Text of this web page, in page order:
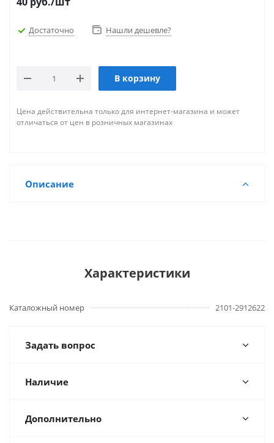
Достаточно Нашли дешевле?
В корзину
Цена действительна только для интернет-магазина и может
отличаться от цен в розничных магазинах
Описание
Характеристики
Каталожный номер 2101-2912622
Задать вопрос
Наличие
Дополнительно